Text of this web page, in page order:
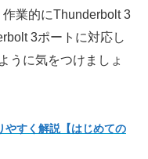
業的にThunderbolt 3
3ポートに対応し
うに気をつけましょ
やすく解説【はじめての